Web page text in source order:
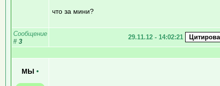
что за мини?
Сообщение
# 3
29.11.12 - 14:02:21
МЫ •